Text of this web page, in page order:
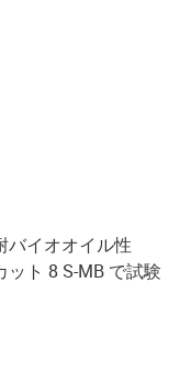
バイオオイル性
ット 8 S-MB で試験